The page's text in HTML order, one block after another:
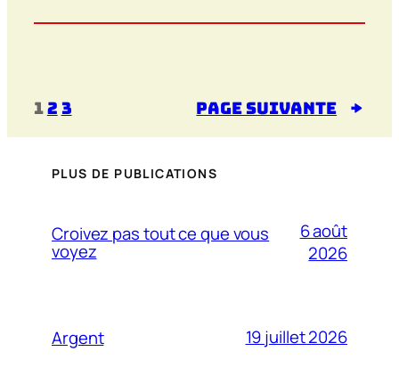
12 3 Page suivante →
PLUS DE PUBLICATIONS
Croivez pas tout ce que vous
voyez
6 août
2026
Argent 19 juillet 2026